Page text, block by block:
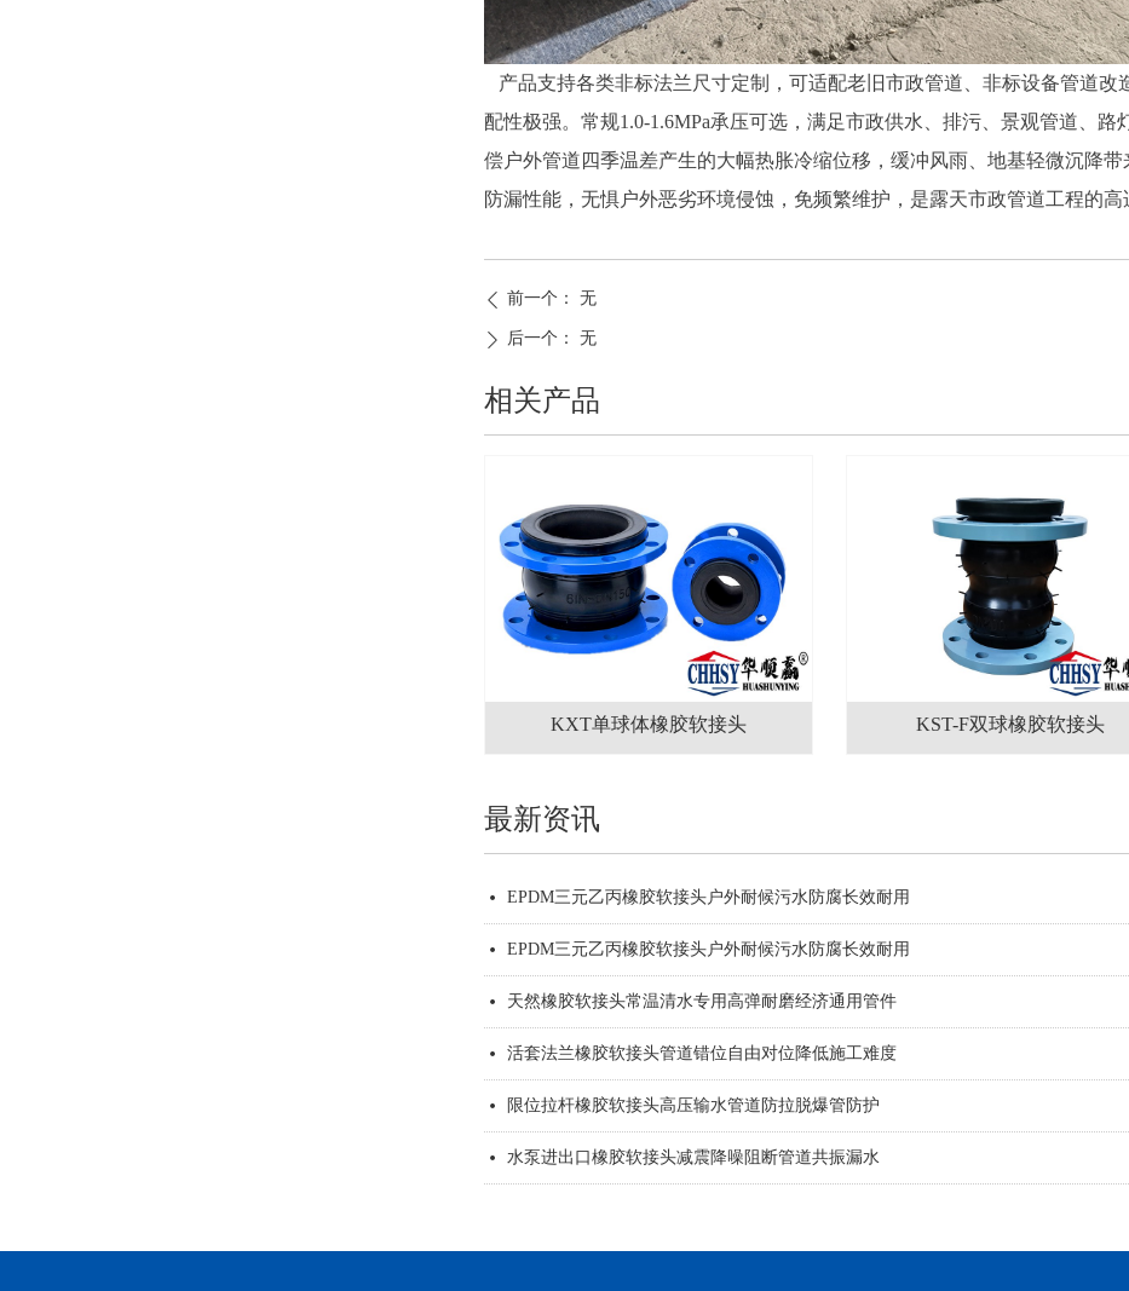
产品支持各类非标法兰尺寸定制，可适配老旧市政管道、非标设备管道
配性极强。常规1.0-1.6MPa承压可选，满足市政供水、排污、景观管道、
偿户外管道四季温差产生的大幅热胀冷缩位移，缓冲风雨、地基轻微沉降
防漏性能，无惧户外恶劣环境侵蚀，免频繁维护，是露天市政管道工程的高
ꄴ 前一个： 无
ꄲ 后一个： 无
相关产品
KXT单球体橡胶软接头 KST-F双球橡胶软接头
最新资讯
넸 EPDM三元乙丙橡胶软接头户外耐候污水防腐长效耐用
넸 EPDM三元乙丙橡胶软接头户外耐候污水防腐长效耐用
넸 天然橡胶软接头常温清水专用高弹耐磨经济通用管件
넸 活套法兰橡胶软接头管道错位自由对位降低施工难度
넸 限位拉杆橡胶软接头高压输水管道防拉脱爆管防护
넸 水泵进出口橡胶软接头减震降噪阻断管道共振漏水